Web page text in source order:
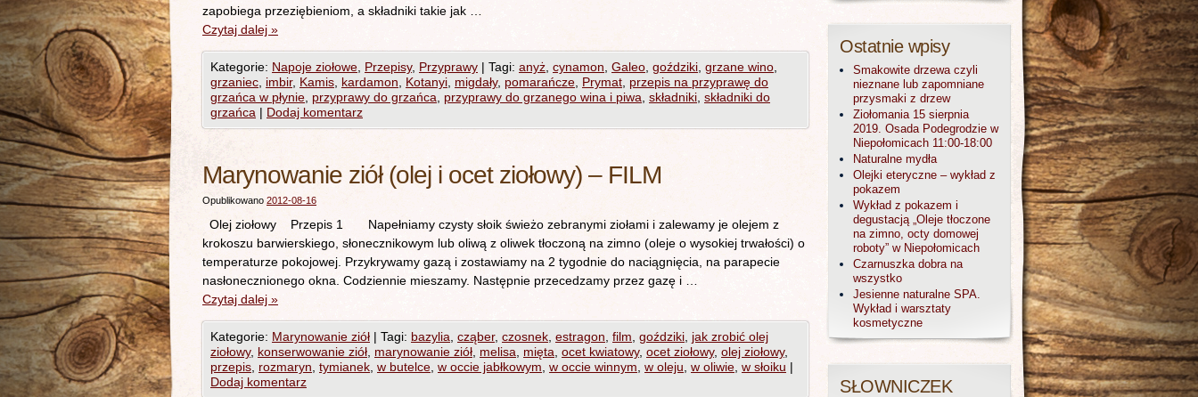
zapobiega przeziębieniom, a składniki takie jak …
Czytaj dalej »
Kategorie: Napoje ziołowe Przepisy, Przyprawy | Tagi: anyż cynamon Galeo goździki grzane wino
grzaniec imbir, Kamis kardamon Kotanyi migdały, pomarańcze Prymat przepis na przyprawę do
grzańca w płynie przyprawy do grzańca przyprawy do grzanego wina i piwa składniki składniki do
grzańca | Dodaj komentarz
Marynowanie ziół (olej i ocet ziołowy) – FILM
Opublikowano 2012-08-16
Olej ziołowy Przepis 1 Napełniamy czysty słoik świeżo zebranymi ziołami i zalewamy je olejem z
krokoszu barwierskiego, słonecznikowym lub oliwą z oliwek tłoczoną na zimno (oleje o wysokiej trwałości) o
temperaturze pokojowej. Przykrywamy gazą i zostawiamy na 2 tygodnie do naciągnięcia, na parapecie
nasłonecznionego okna. Codziennie mieszamy. Następnie przecedzamy przez gazę i …
Czytaj dalej »
Kategorie: Marynowanie ziół | Tagi: bazylia cząber, czosnek estragon film goździki jak zrobić olej
ziołowy, konserwowanie ziół marynowanie ziół melisa mięta ocet kwiatowy, ocet ziołowy, olej ziołowy,
przepis rozmaryn tymianek w butelce w occie jabłkowym w occie winnym w oleju w oliwie w słoiku |
Dodaj komentarz
Ostatnie wpisy
Smakowite drzewa czyli
nieznane lub zapomniane
przysmaki z drzew
Ziołomania 15 sierpnia
2019. Osada Podegrodzie w
Niepołomicach 11:00-18:00
Naturalne mydła
Olejki eteryczne – wykład z
pokazem
Wykład z pokazem i
degustacją „Oleje tłoczone
na zimno, octy domowej
roboty” w Niepołomicach
Czarnuszka dobra na
wszystko
Jesienne naturalne SPA.
Wykład i warsztaty
kosmetyczne
SŁOWNICZEK